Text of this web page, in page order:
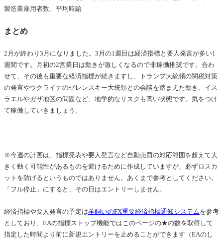
製造業雇用者数、平均時給
まとめ
2月が終わり3月になりました。3月の1週目は経済指標と要人発言が多い1
週間です。月初の2営業日は動きが激しくなるので非稼働推奨です。合わ
せて、その後も重要な経済指標が続きますし、トランプ大統領の関税対策
の発言やウクライナのゼレンスキー大統領との会談を踏まえた動き、イス
ラエルやガザ地区の問題など、地学的なリスクも高い状態です。気をつけ
て稼働していきましょう。
※今週の計画は、指標発表や要人発言など自動売買の対応範囲を超えて大
きく動く可能性があるものを避けるために作成していますが、必ずロスカ
ットを防げるというものではありません。あくまで参考としてください。
「フル停止」にすると、その日はエントリーしません。
経済指標や要人発言の予定は羊飼いのFX重要経済指標通知システムを参考
としており、EAの指標ストップ機能ではこのページの★の数を取得して
指定した時間より前に新規エントリーを止めることができます（EAのし